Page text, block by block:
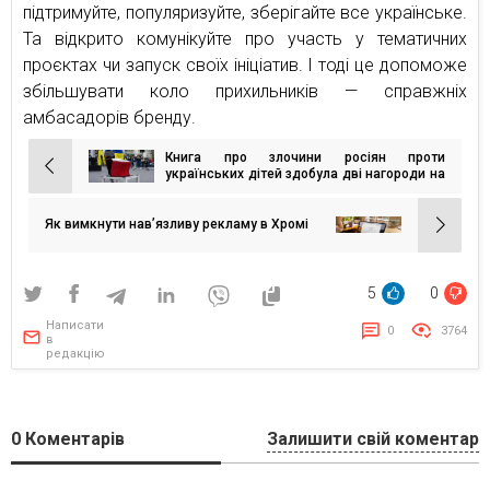
підтримуйте, популяризуйте, зберігайте все українське.
Та відкрито комунікуйте про участь у тематичних
проєктах чи запуск своїх ініціатив. І тоді це допоможе
збільшувати коло прихильників — справжніх
амбасадорів бренду.
Навігація
записів
Книга про злочини росіян проти
українських дітей здобула дві нагороди на
Як вимкнути нав’язливу рекламу в Хромі
5 0
Написати
в
редакцію
0 3764
0 Коментарів Залишити свій коментар